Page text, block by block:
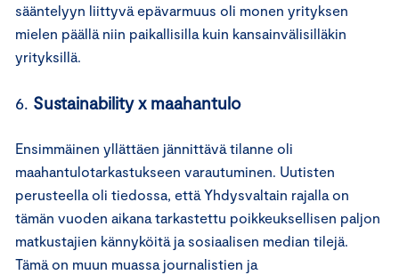
sääntelyyn liittyvä epävarmuus oli monen yrityksen
mielen päällä niin paikallisilla kuin kansainvälisilläkin
yrityksillä.
6. Sustainability x maahantulo
Ensimmäinen yllättäen jännittävä tilanne oli
maahantulotarkastukseen varautuminen. Uutisten
perusteella oli tiedossa, että Yhdysvaltain rajalla on
tämän vuoden aikana tarkastettu poikkeuksellisen paljon
matkustajien kännyköitä ja sosiaalisen median tilejä.
Tämä on muun muassa journalistien ja